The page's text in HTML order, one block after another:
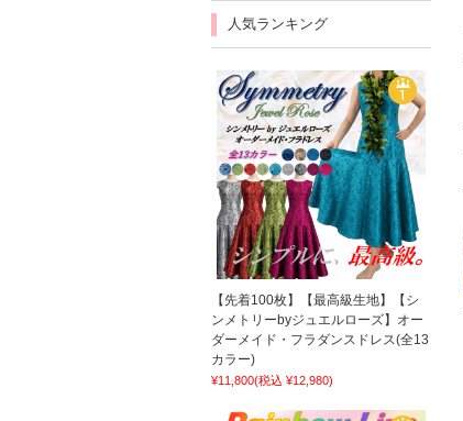
人気ランキング
【先着100枚】【最高級生地】【シ
ンメトリーbyジュエルローズ】オー
ダーメイド・フラダンスドレス(全13
カラー)
¥11,800(税込 ¥12,980)